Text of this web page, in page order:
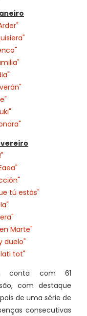
tú estás"
Marte"
duelo"
tot"
conta com 61
com destaque
de uma série de
consecutivas